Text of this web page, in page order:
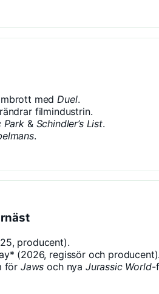
medDuel.
filmindustrin.
Park& Schindler’s List.
.
producent).
(2026, regissör och
för Jaws och nya Jurassic World-